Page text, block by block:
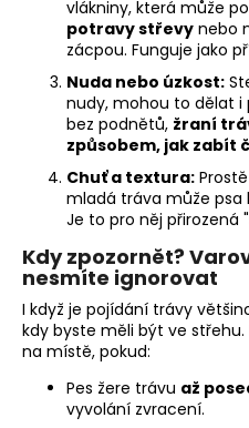
vlákniny, která může
potravy střevy nebo
zácpou. Funguje jako
Nuda nebo úzkost:
nudy, mohou to dělat i
bez podnětů, žraní
způsobem, jak zabít
Chuť a textura:
mladá tráva může
Je to pro něj přirozená
Kdy zpozornět?
nesmíte ignorovat
I když je pojídání trávy
kdy byste měli být ve
na místě, pokud:
Pes žere trávu až
vyvolání zvracení.